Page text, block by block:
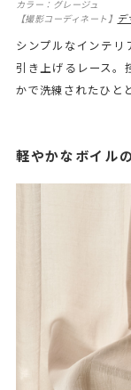
カラー：グレージュ
【撮影コーディネート】 デ
シンプルなインテリ
引き上げるレース。
かで洗練されたひと
軽やかなボイル